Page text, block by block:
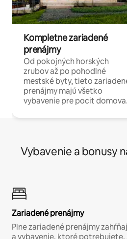
Kompletne zariadené
prenájmy
Od pokojných horských
zrubov až po pohodlné
mestské byty, tieto
prenájmy majú všetko
vybavenie pre pocit domova.
Vybavenie a bonusy
Zariadené prenájmy
Plne zariadené prenájmy
a vybavenie, ktoré potrebujete,